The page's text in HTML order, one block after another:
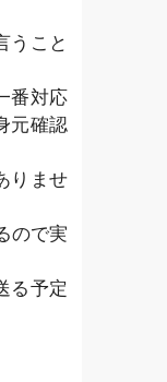
うこと
番対応
元確認
りませ
ので実
る予定